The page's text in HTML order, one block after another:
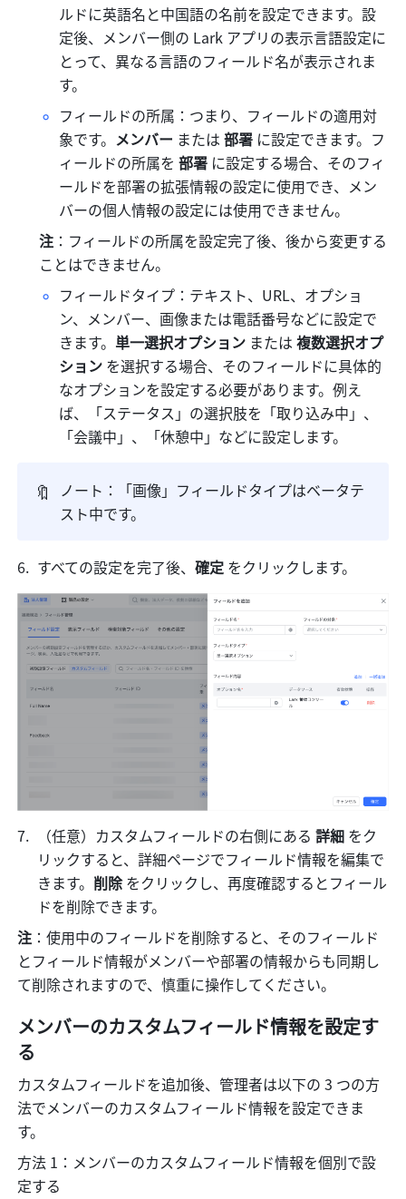
ルドに英語名と中国語の名前を設定できます。設
定後、メンバー側の Lark アプリの表示言語設定に
とって、異なる言語のフィールド名が表示されま
す。
フィールドの所属：つまり、フィールドの適用対
象です。 メンバー または 部署 に設定できます。フ
ィールドの所属を 部署 に設定する場合、そのフィ
ールドを部署の拡張情報の設定に使用でき、メン
バーの個人情報の設定には使用できません。
注 ：フィールドの所属を設定完了後、後から変更する
ことはできません。
フィールドタイプ：テキスト、URL、オプショ
ン、メンバー、画像または電話番号などに設定で
きます。 単一選択オプション または 複数選択オプ
ション を選択する場合、そのフィールドに具体的
なオプションを設定する必要があります。例え
ば、「ステータス」の選択肢を「取り込み中」、
「会議中」、「休憩中」などに設定します。
🔖
ノート：「画像」フィールドタイプはベータテ
スト中です。
すべての設定を完了後、確定 をクリックします。
（任意）カスタムフィールドの右側にある 詳細 をク
リックすると、詳細ページでフィールド情報を編集で
きます。 削除 をクリックし、再度確認するとフィール
ドを削除できます。
注 ：使用中のフィールドを削除すると、そのフィールド
とフィールド情報がメンバーや部署の情報からも同期し
て削除されますので、慎重に操作してください。
メンバーのカスタムフィールド情報を設定す
る
カスタムフィールドを追加後、管理者は以下の 3 つの方
法でメンバーのカスタムフィールド情報を設定できま
す。
方法 1：メンバーのカスタムフィールド情報を個別で設
定する